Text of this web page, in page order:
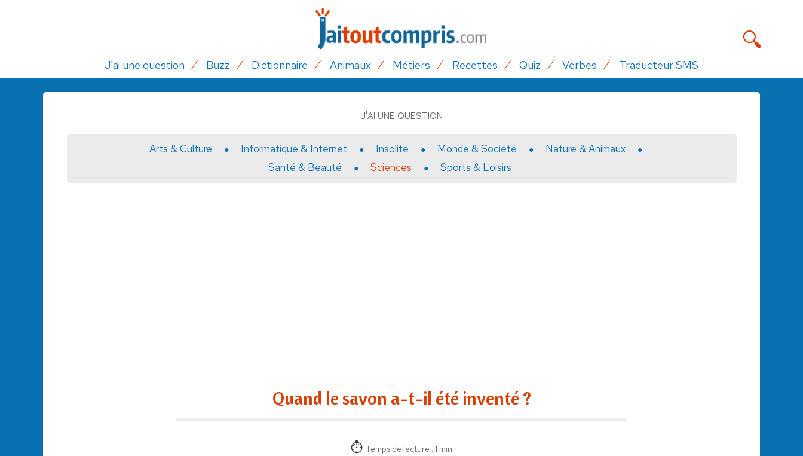
J'ai une question Buzz Dictionnaire Animaux Métiers Recettes Quiz Verbes Traducteur SMS
J'AI UNE QUESTION
Arts & Culture Informatique & Internet Insolite Monde & Société
Nature & Animaux
Santé & Beauté
Sciences Sports & Loisirs
Quand le savon a-t-il été inventé ?
Temps de lecture : 1 min